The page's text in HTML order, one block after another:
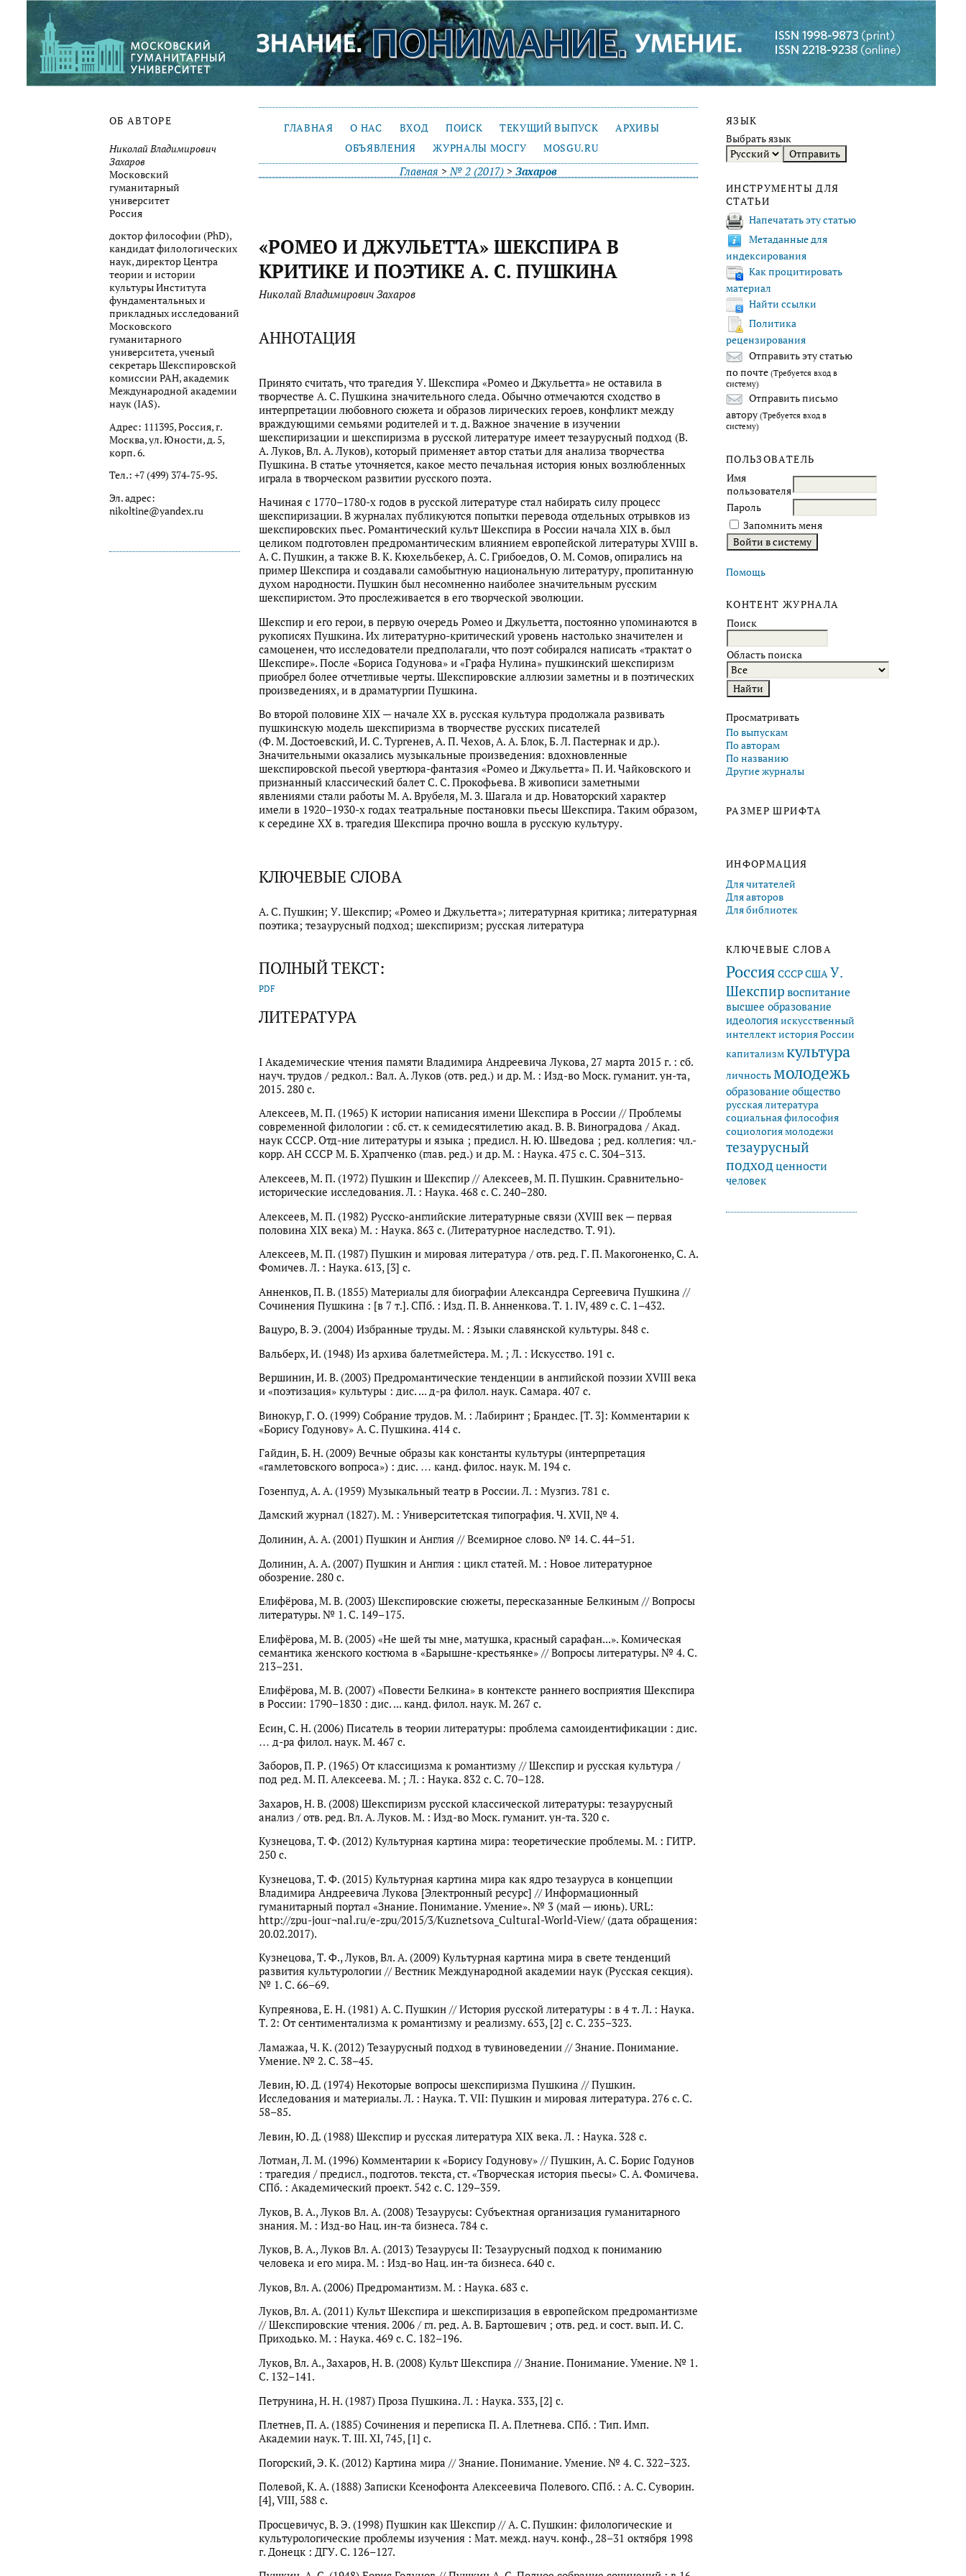
ОБ АВТОРЕ
Николай Владимирович
Захаров
Московский
гуманитарный
университет
Россия
доктор философии (PhD),
кандидат филологических
наук, директор Центра
теории и истории
культуры Института
фундаментальных и
прикладных исследований
Московского
гуманитарного
университета, ученый
секретарь Шекспировской
комиссии РАН, академик
Международной академии
наук (IAS).
Адрес: 111395, Россия, г.
Москва, ул. Юности, д. 5,
корп. 6.
Тел.: +7 (499) 374-75-95.
Эл. адрес:
nikoltine@yandex.ru
ЯЗЫК
Выбрать язык
ИНСТРУМЕНТЫ ДЛЯ
СТАТЬИ
Напечатать эту статью
Метаданные для
индексирования
Как процитировать
материал
Найти ссылки
Политика
рецензирования
Отправить эту статью
по почте (Требуется вход в
систему)
Отправить письмо
автору (Требуется вход в
систему)
ПОЛЬЗОВАТЕЛЬ
Имя
пользователя
Пароль
Запомнить меня
Помощь
КОНТЕНТ ЖУРНАЛА
Поиск
Область поиска
Просматривать
По выпускам
По авторам
По названию
Другие журналы
РАЗМЕР ШРИФТА
ИНФОРМАЦИЯ
Для читателей
Для авторов
Для библиотек
КЛЮЧЕВЫЕ СЛОВА
Россия СССРСШАУ.
Шекспир воспитание
высшее образование
идеологияискусственный
интеллектистория России
капитализм культура
личностьмолодежь
образование общество
русская литература
социальная философия
социология молодежи
тезаурусный
подходценности
человек
ГЛАВНАЯ О НАС ВХОД ПОИСК ТЕКУЩИЙ ВЫПУСК
АРХИВЫ
ОБЪЯВЛЕНИЯ
ЖУРНАЛЫ МОСГУ MOSGU.RU
Главная >№ 2 (2017) > Захаров
«РОМЕО И ДЖУЛЬЕТТА» ШЕКСПИРА В
КРИТИКЕ И ПОЭТИКЕ А. С. ПУШКИНА
Николай Владимирович Захаров
АННОТАЦИЯ
Принято считать, что трагедия У. Шекспира «Ромео и Джульетта» не оставила в
творчестве А. С. Пушкина значительного следа. Обычно отмечаются сходство в
интерпретации любовного сюжета и образов лирических героев, конфликт между
враждующими семьями родителей и т. д. Важное значение в изучении
шекспиризации и шекспиризма в русской литературе имеет тезаурусный подход (В.
А. Луков, Вл. А. Луков), который применяет автор статьи для анализа творчества
Пушкина. В статье уточняется, какое место печальная история юных возлюбленных
играла в творческом развитии русского поэта.
Начиная с 1770–1780-х годов в русской литературе стал набирать силу процесс
шекспиризации. В журналах публикуются попытки перевода отдельных отрывков из
шекспировских пьес. Романтический культ Шекспира в России начала XIX в. был
целиком подготовлен предромантическим влиянием европейской литературы XVIII в.
А. С. Пушкин, а также В. К. Кюхельбекер, А. С. Грибоедов, О. М. Сомов, опирались на
пример Шекспира и создавали самобытную национальную литературу, пропитанную
духом народности. Пушкин был несомненно наиболее значительным русским
шекспиристом. Это прослеживается в его творческой эволюции.
Шекспир и его герои, в первую очередь Ромео и Джульетта, постоянно упоминаются в
рукописях Пушкина. Их литературно-критический уровень настолько значителен и
самоценен, что исследователи предполагали, что поэт собирался написать «трактат о
Шекспире». После «Бориса Годунова» и «Графа Нулина» пушкинский шекспиризм
приобрел более отчетливые черты. Шекспировские аллюзии заметны и в поэтических
произведениях, и в драматургии Пушкина.
Во второй половине XIX — начале XX в. русская культура продолжала развивать
пушкинскую модель шекспиризма в творчестве русских писателей
(Ф. М. Достоевский, И. С. Тургенев, А. П. Чехов, А. А. Блок, Б. Л. Пастернак и др.).
Значительными оказались музыкальные произведения: вдохновленные
шекспировской пьесой увертюра-фантазия «Ромео и Джульетта» П. И. Чайковского и
признанный классический балет С. С. Прокофьева. В живописи заметными
явлениями стали работы М. А. Врубеля, М. З. Шагала и др. Новаторский характер
имели в 1920–1930-х годах театральные постановки пьесы Шекспира. Таким образом,
к середине XX в. трагедия Шекспира прочно вошла в русскую культуру.
КЛЮЧЕВЫЕ СЛОВА
А. С. Пушкин; У. Шекспир; «Ромео и Джульетта»; литературная критика; литературная
поэтика; тезаурусный подход; шекспиризм; русская литература
ПОЛНЫЙ ТЕКСТ:
PDF
ЛИТЕРАТУРА
I Академические чтения памяти Владимира Андреевича Лукова, 27 марта 2015 г. : сб.
науч. трудов / редкол.: Вал. А. Луков (отв. ред.) и др. М. : Изд-во Моск. гуманит. ун-та,
2015. 280 с.
Алексеев, М. П. (1965) К истории написания имени Шекспира в России // Проблемы
современной филологии : сб. ст. к семидесятилетию акад. В. В. Виноградова / Акад.
наук СССР. Отд-ние литературы и языка ; предисл. Н. Ю. Шведова ; ред. коллегия: чл.-
корр. АН СССР М. Б. Храпченко (глав. ред.) и др. М. : Наука. 475 с. С. 304–313.
Алексеев, М. П. (1972) Пушкин и Шекспир // Алексеев, М. П. Пушкин. Сравнительно-
исторические исследования. Л. : Наука. 468 с. С. 240–280.
Алексеев, М. П. (1982) Русско-английские литературные связи (XVIII век — первая
половина XIX века) М. : Наука. 863 с. (Литературное наследство. Т. 91).
Алексеев, М. П. (1987) Пушкин и мировая литература / отв. ред. Г. П. Макогоненко, С. А.
Фомичев. Л. : Наука. 613, [3] с.
Анненков, П. В. (1855) Материалы для биографии Александра Сергеевича Пушкина //
Сочинения Пушкина : [в 7 т.]. СПб. : Изд. П. В. Анненкова. Т. 1. IV, 489 с. С. 1–432.
Вацуро, В. Э. (2004) Избранные труды. М. : Языки славянской культуры. 848 с.
Вальберх, И. (1948) Из архива балетмейстера. М. ; Л. : Искусство. 191 с.
Вершинин, И. В. (2003) Предромантические тенденции в английской поэзии XVIII века
и «поэтизация» культуры : дис. ... д-ра филол. наук. Самара. 407 с.
Винокур, Г. О. (1999) Собрание трудов. М. : Лабиринт ; Брандес. [Т. 3]: Комментарии к
«Борису Годунову» А. С. Пушкина. 414 с.
Гайдин, Б. Н. (2009) Вечные образы как константы культуры (интерпретация
«гамлетовского вопроса») : дис. … канд. филос. наук. М. 194 с.
Гозенпуд, А. А. (1959) Музыкальный театр в России. Л. : Музгиз. 781 с.
Дамский журнал (1827). М. : Университетская типография. Ч. XVII, № 4.
Долинин, А. А. (2001) Пушкин и Англия // Всемирное слово. № 14. С. 44–51.
Долинин, А. А. (2007) Пушкин и Англия : цикл статей. М. : Новое литературное
обозрение. 280 с.
Елифёрова, М. В. (2003) Шекспировские сюжеты, пересказанные Белкиным // Вопросы
литературы. № 1. C. 149–175.
Елифёрова, М. В. (2005) «Не шей ты мне, матушка, красный сарафан...». Комическая
семантика женского костюма в «Барышне-крестьянке» // Вопросы литературы. № 4. С.
213–231.
Елифёрова, М. В. (2007) «Повести Белкина» в контексте раннего восприятия Шекспира
в России: 1790–1830 : дис. ... канд. филол. наук. М. 267 с.
Есин, С. Н. (2006) Писатель в теории литературы: проблема самоидентификации : дис.
… д-ра филол. наук. М. 467 с.
Заборов, П. Р. (1965) От классицизма к романтизму // Шекспир и русская культура /
под ред. М. П. Алексеева. М. ; Л. : Наука. 832 с. С. 70–128.
Захаров, Н. В. (2008) Шекспиризм русской классической литературы: тезаурусный
анализ / отв. ред. Вл. А. Луков. М. : Изд-во Моск. гуманит. ун-та. 320 с.
Кузнецова, Т. Ф. (2012) Культурная картина мира: теоретические проблемы. М. : ГИТР.
250 с.
Кузнецова, Т. Ф. (2015) Культурная картина мира как ядро тезауруса в концепции
Владимира Андреевича Лукова [Электронный ресурс] // Информационный
гуманитарный портал «Знание. Понимание. Умение». № 3 (май — июнь). URL:
http://zpu-jour¬nal.ru/e-zpu/2015/3/Kuznetsova_Cultural-World-View/ (дата обращения:
20.02.2017).
Кузнецова, Т. Ф., Луков, Вл. А. (2009) Культурная картина мира в свете тенденций
развития культурологии // Вестник Международной академии наук (Русская секция).
№ 1. С. 66–69.
Купреянова, Е. Н. (1981) А. С. Пушкин // История русской литературы : в 4 т. Л. : Наука.
Т. 2: От сентиментализма к романтизму и реализму. 653, [2] с. С. 235–323.
Ламажаа, Ч. К. (2012) Тезаурусный подход в тувиноведении // Знание. Понимание.
Умение. № 2. С. 38–45.
Левин, Ю. Д. (1974) Некоторые вопросы шекспиризма Пушкина // Пушкин.
Исследования и материалы. Л. : Наука. Т. VII: Пушкин и мировая литература. 276 с. С.
58–85.
Левин, Ю. Д. (1988) Шекспир и русская литература XIX века. Л. : Наука. 328 с.
Лотман, Л. М. (1996) Комментарии к «Борису Годунову» // Пушкин, А. С. Борис Годунов
: трагедия / предисл., подготов. текста, ст. «Творческая история пьесы» С. А. Фомичева.
СПб. : Академический проект. 542 с. С. 129–359.
Луков, В. А., Луков Вл. А. (2008) Тезаурусы: Субъектная организация гуманитарного
знания. М. : Изд-во Нац. ин-та бизнеса. 784 с.
Луков, В. А., Луков Вл. А. (2013) Тезаурусы II: Тезаурусный подход к пониманию
человека и его мира. М. : Изд-во Нац. ин-та бизнеса. 640 с.
Луков, Вл. А. (2006) Предромантизм. М. : Наука. 683 с.
Луков, Вл. А. (2011) Культ Шекспира и шекспиризация в европейском предромантизме
// Шекспировские чтения. 2006 / гл. ред. А. В. Бартошевич ; отв. ред. и сост. вып. И. С.
Приходько. М. : Наука. 469 с. С. 182–196.
Луков, Вл. А., Захаров, Н. В. (2008) Культ Шекспира // Знание. Понимание. Умение. № 1.
С. 132–141.
Петрунина, Н. Н. (1987) Проза Пушкина. Л. : Наука. 333, [2] с.
Плетнев, П. А. (1885) Сочинения и переписка П. А. Плетнева. СПб. : Тип. Имп.
Академии наук. Т. III. XI, 745, [1] с.
Погорский, Э. К. (2012) Картина мира // Знание. Понимание. Умение. № 4. С. 322–323.
Полевой, К. А. (1888) Записки Ксенофонта Алексеевича Полевого. СПб. : А. С. Суворин.
[4], VIII, 588 с.
Просцевичус, В. Э. (1998) Пушкин как Шекспир // А. С. Пушкин: филологические и
культурологические проблемы изучения : Мат. межд. науч. конф., 28–31 октября 1998
г. Донецк : ДГУ. С. 126–127.